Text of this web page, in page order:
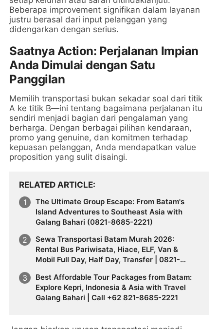
Beberapa improvement signifikan dalam layanan
justru berasal dari input pelanggan yang
didengarkan dengan serius.
Saatnya Action: Perjalanan Impian
Anda Dimulai dengan Satu
Panggilan
Memilih transportasi bukan sekadar soal dari titik
A ke titik B—ini tentang bagaimana perjalanan itu
sendiri menjadi bagian dari pengalaman yang
berharga. Dengan berbagai pilihan kendaraan,
promo yang genuine, dan komitmen terhadap
kepuasan pelanggan, Anda mendapatkan value
proposition yang sulit disaingi.
RELATED ARTICLE
The Ultimate Group Escape: From Batam's
Island Adventures to Southeast Asia with
Galang Bahari (0821-8685-2221)
Sewa Transportasi Batam Murah 2026:
Rental Bus Pariwisata, Hiace, ELF, Van &
Mobil Full Day, Half Day, Transfer | 0821-
Best Affordable Tour Packages from Batam:
Explore Kepri, Indonesia & Asia with Travel
Galang Bahari | Call +62 821-8685-2221